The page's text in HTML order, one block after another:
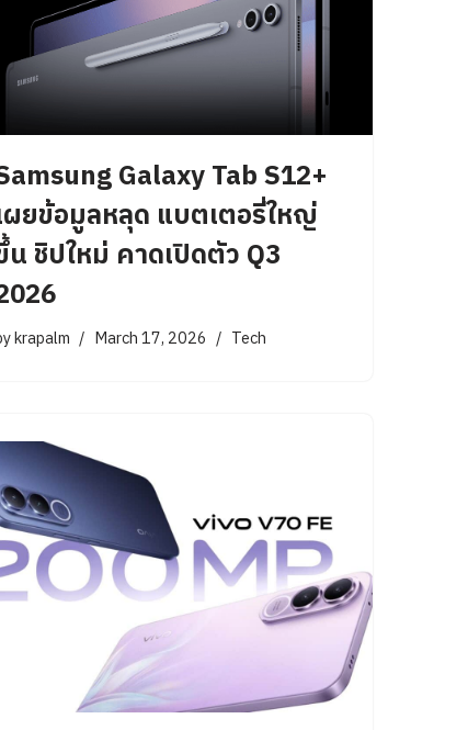
Galaxy Tab S12+
ผยข้อมูลหลุด แบตเตอรี่ใหญ่
น ชิปใหม่ คาดเปิดตัว Q3
krapalm March 17, 2026 Tech